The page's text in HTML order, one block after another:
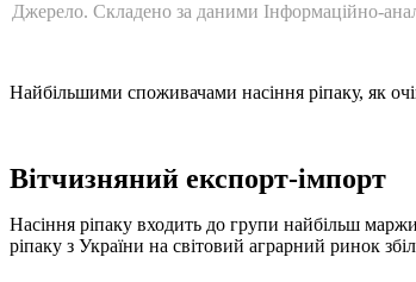
Джерело. Складено за даними Інформаційно-
Найбільшими споживачами насіння ріпаку, як
Вітчизняний експорт-імпорт
Насіння ріпаку входить до групи найбільш
ріпаку з України на світовий аграрний ринок